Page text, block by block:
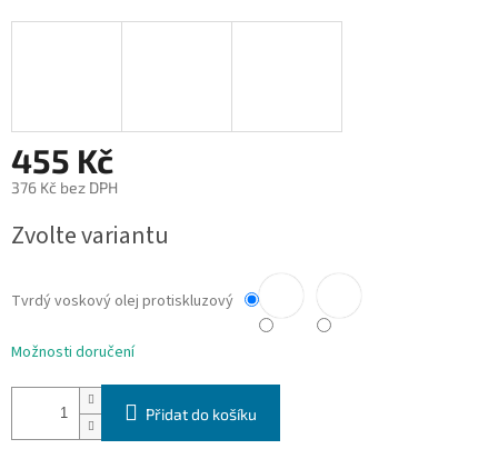
455 Kč
376 Kč bez DPH
cena:
Zvolte variantu
Tvrdý voskový olej protiskluzový
Možnosti doručení
Přidat do košíku